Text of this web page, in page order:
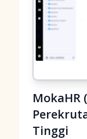
MokaHR
Tinggi